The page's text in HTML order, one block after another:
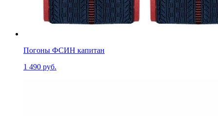
Погоны ФСИН капитан
1 490 руб.